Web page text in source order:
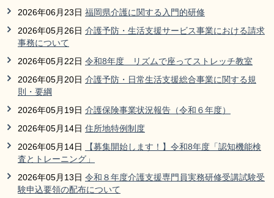
2026年06月23日 福岡県介護に関する入門的研修
2026年05月26日 介護予防・生活支援サービス事業における請求
事務について
2026年05月22日 令和8年度 リズムで座ってストレッチ教室
2026年05月20日 介護予防・日常生活支援総合事業に関する規
則・要綱
2026年05月19日 介護保険事業状況報告（令和６年度）
2026年05月14日 住所地特例制度
2026年05月14日
【募集開始します！】令和8年度「認知機能検
査とトレーニング」
2026年05月13日 令和８年度介護支援専門員実務研修受講試験受
験申込要領の配布について